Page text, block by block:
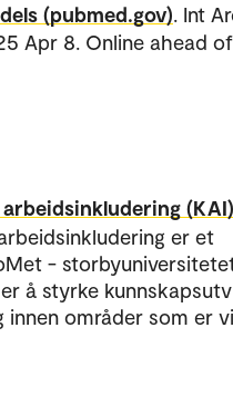
(pubmed.gov). Int
Apr 8. Online ahead
(KAI)
er et
-
å styrke
innen områder som er